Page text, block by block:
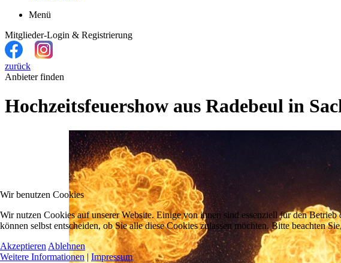
Menü
Mitglieder-Login & Registrierung
zurück
Anbieter finden
Hochzeitsfeuershow aus Radebeul in
Wir benutzen Cookies
Wir nutzen Cookies auf unserer Website. Einige von ihnen sind essenziell für den
können selbst entscheiden, ob Sie alle diese Cookies zulassen möchten. Bitte beachten
Akzeptieren Ablehnen
Weitere Informationen| Impressum